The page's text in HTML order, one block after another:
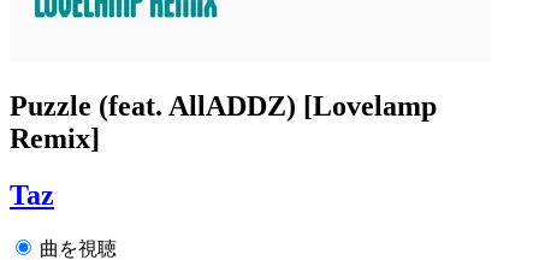
Puzzle (feat. AllADDZ) [Lovelamp
Remix]
Taz
曲を視聴